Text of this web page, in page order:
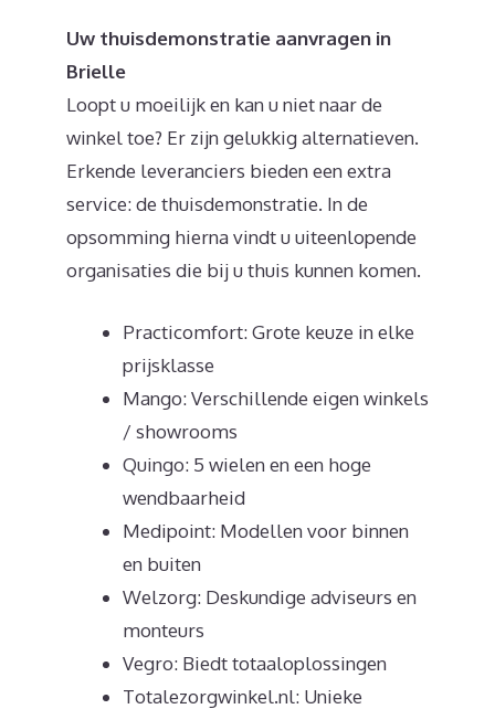
Uw thuisdemonstratie aanvragen in
Brielle
Loopt u moeilijk en kan u niet naar de
winkel toe? Er zijn gelukkig alternatieven.
Erkende leveranciers bieden een extra
service: de thuisdemonstratie. In de
opsomming hierna vindt u uiteenlopende
organisaties die bij u thuis kunnen komen.
Practicomfort: Grote keuze in elke
prijsklasse
Mango: Verschillende eigen winkels
/ showrooms
Quingo: 5 wielen en een hoge
wendbaarheid
Medipoint: Modellen voor binnen
en buiten
Welzorg: Deskundige adviseurs en
monteurs
Vegro: Biedt totaaloplossingen
Totalezorgwinkel.nl: Unieke